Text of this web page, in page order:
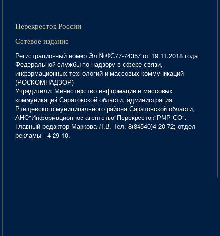
Перекресток России
Сетевое издание
Регистрационный номер Эл №ФС77-74357 от 19.11.2018 года
Федеральной службы по надзору в сфере связи,
информационных технологий и массовых коммуникаций
(РОСКОМНАДЗОР)
Учредители: Министерство информации и массовых
коммуникаций Саратовской области, администрация
Ртищевского муниципального района Саратовской области,
АНО"Информационное агентство"Перекрёсток"РМР СО".
Главный редактор Маркова Л.В. Тел. 8(84540)4-20-72; отдел
рекламы - 4-29-10.